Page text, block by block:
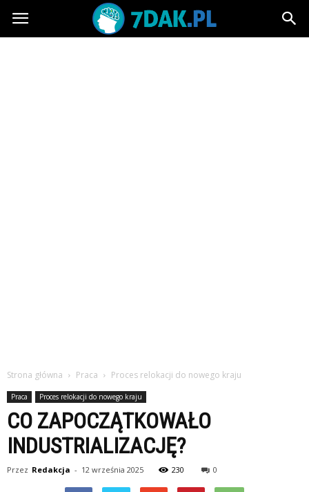
7dak.pl
Strona główna Praca Proces relokacji do nowego kraju
Praca Proces relokacji do nowego kraju
CO ZAPOCZĄTKOWAŁO
INDUSTRIALIZACJĘ?
Przez Redakcja - 12 września 2025 230 0